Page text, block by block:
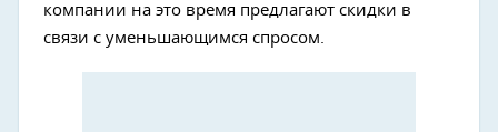
компании на это время предлагают скидки в
связи с уменьшающимся спросом.